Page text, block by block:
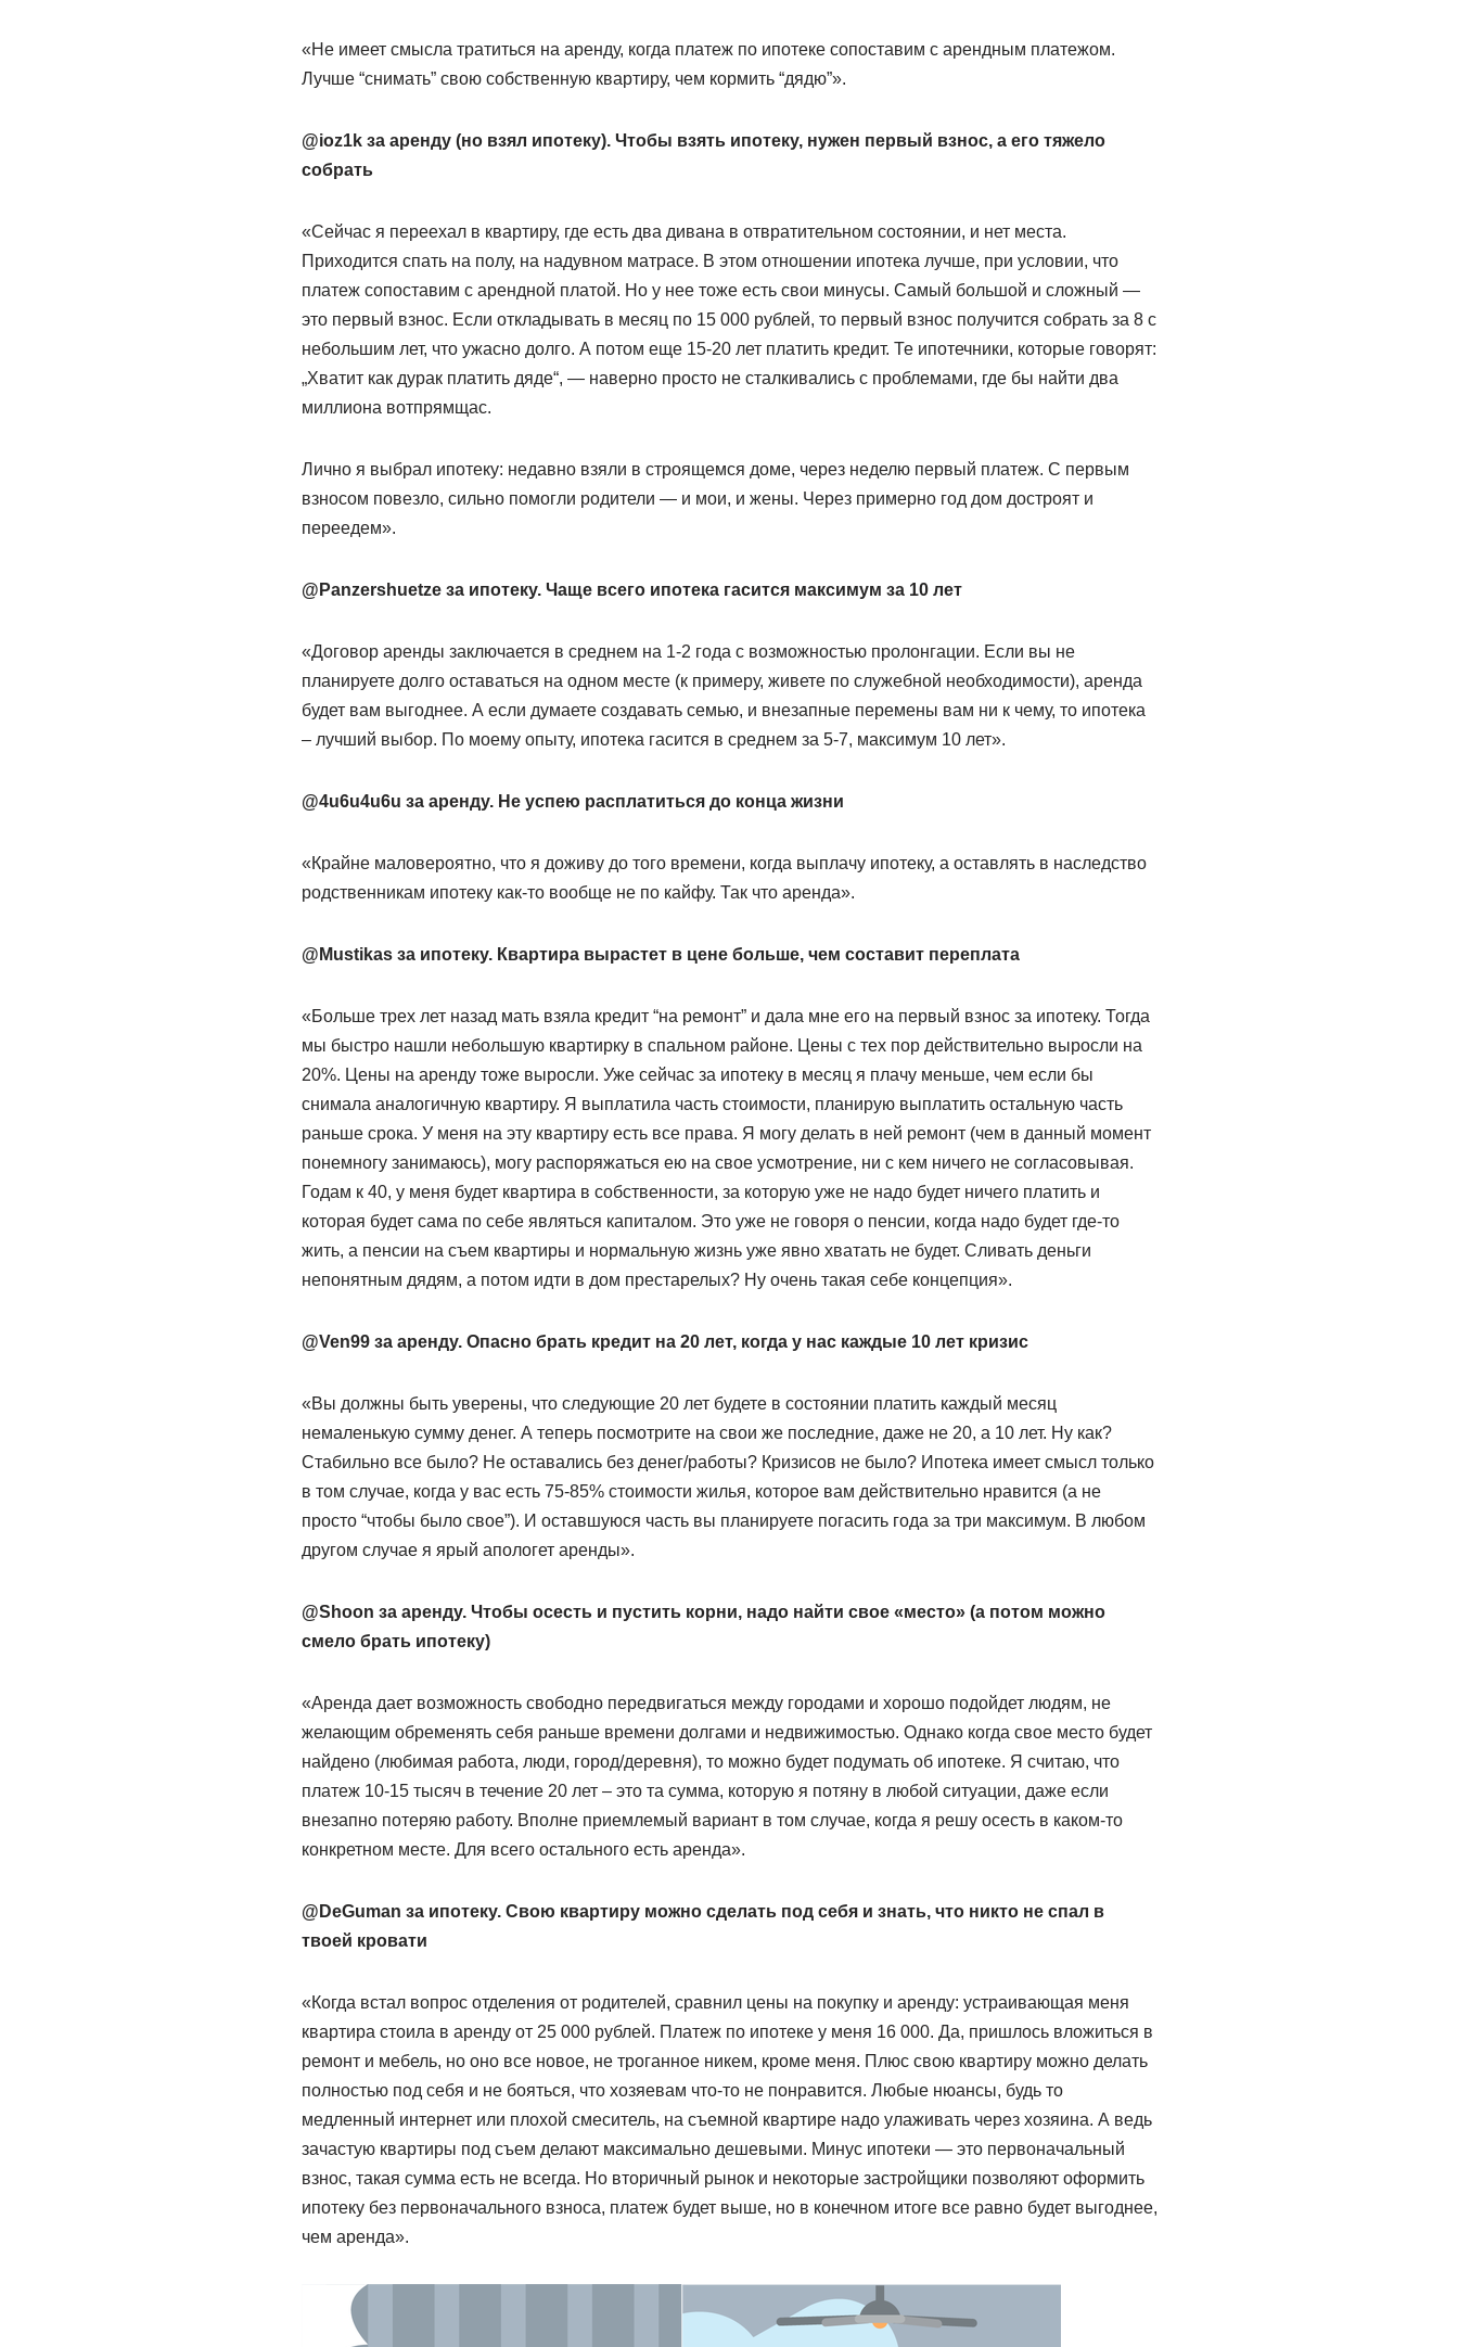
«Не имеет смысла тратиться на аренду, когда платеж по ипотеке сопоставим с арендным платежом.
Лучше “снимать” свою собственную квартиру, чем кормить “дядю”».
@ioz1k за аренду (но взял ипотеку). Чтобы взять ипотеку, нужен первый взнос, а его тяжело
собрать
«Сейчас я переехал в квартиру, где есть два дивана в отвратительном состоянии, и нет места.
Приходится спать на полу, на надувном матрасе. В этом отношении ипотека лучше, при условии, что
платеж сопоставим с арендной платой. Но у нее тоже есть свои минусы. Самый большой и сложный —
это первый взнос. Если откладывать в месяц по 15 000 рублей, то первый взнос получится собрать за 8 с
небольшим лет, что ужасно долго. А потом еще 15-20 лет платить кредит. Те ипотечники, которые говорят:
„Хватит как дурак платить дяде“, — наверно просто не сталкивались с проблемами, где бы найти два
миллиона вотпрямщас.
Лично я выбрал ипотеку: недавно взяли в строящемся доме, через неделю первый платеж. С первым
взносом повезло, сильно помогли родители — и мои, и жены. Через примерно год дом достроят и
переедем».
@Panzershuetze за ипотеку. Чаще всего ипотека гасится максимум за 10 лет
«Договор аренды заключается в среднем на 1-2 года с возможностью пролонгации. Если вы не
планируете долго оставаться на одном месте (к примеру, живете по служебной необходимости), аренда
будет вам выгоднее. А если думаете создавать семью, и внезапные перемены вам ни к чему, то ипотека
– лучший выбор. По моему опыту, ипотека гасится в среднем за 5-7, максимум 10 лет».
@4u6u4u6u за аренду. Не успею расплатиться до конца жизни
«Крайне маловероятно, что я доживу до того времени, когда выплачу ипотеку, а оставлять в наследство
родственникам ипотеку как-то вообще не по кайфу. Так что аренда».
@Mustikas за ипотеку. Квартира вырастет в цене больше, чем составит переплата
«Больше трех лет назад мать взяла кредит “на ремонт” и дала мне его на первый взнос за ипотеку. Тогда
мы быстро нашли небольшую квартирку в спальном районе. Цены с тех пор действительно выросли на
20%. Цены на аренду тоже выросли. Уже сейчас за ипотеку в месяц я плачу меньше, чем если бы
снимала аналогичную квартиру. Я выплатила часть стоимости, планирую выплатить остальную часть
раньше срока. У меня на эту квартиру есть все права. Я могу делать в ней ремонт (чем в данный момент
понемногу занимаюсь), могу распоряжаться ею на свое усмотрение, ни с кем ничего не согласовывая.
Годам к 40, у меня будет квартира в собственности, за которую уже не надо будет ничего платить и
которая будет сама по себе являться капиталом. Это уже не говоря о пенсии, когда надо будет где-то
жить, а пенсии на съем квартиры и нормальную жизнь уже явно хватать не будет. Сливать деньги
непонятным дядям, а потом идти в дом престарелых? Ну очень такая себе концепция».
@Ven99 за аренду. Опасно брать кредит на 20 лет, когда у нас каждые 10 лет кризис
«Вы должны быть уверены, что следующие 20 лет будете в состоянии платить каждый месяц
немаленькую сумму денег. А теперь посмотрите на свои же последние, даже не 20, а 10 лет. Ну как?
Стабильно все было? Не оставались без денег/работы? Кризисов не было? Ипотека имеет смысл только
в том случае, когда у вас есть 75-85% стоимости жилья, которое вам действительно нравится (а не
просто “чтобы было свое”). И оставшуюся часть вы планируете погасить года за три максимум. В любом
другом случае я ярый апологет аренды».
@Shoon за аренду. Чтобы осесть и пустить корни, надо найти свое «место» (а потом можно
смело брать ипотеку)
«Аренда дает возможность свободно передвигаться между городами и хорошо подойдет людям, не
желающим обременять себя раньше времени долгами и недвижимостью. Однако когда свое место будет
найдено (любимая работа, люди, город/деревня), то можно будет подумать об ипотеке. Я считаю, что
платеж 10-15 тысяч в течение 20 лет – это та сумма, которую я потяну в любой ситуации, даже если
внезапно потеряю работу. Вполне приемлемый вариант в том случае, когда я решу осесть в каком-то
конкретном месте. Для всего остального есть аренда».
@DeGuman за ипотеку. Свою квартиру можно сделать под себя и знать, что никто не спал в
твоей кровати
«Когда встал вопрос отделения от родителей, сравнил цены на покупку и аренду: устраивающая меня
квартира стоила в аренду от 25 000 рублей. Платеж по ипотеке у меня 16 000. Да, пришлось вложиться в
ремонт и мебель, но оно все новое, не троганное никем, кроме меня. Плюс свою квартиру можно делать
полностью под себя и не бояться, что хозяевам что-то не понравится. Любые нюансы, будь то
медленный интернет или плохой смеситель, на съемной квартире надо улаживать через хозяина. А ведь
зачастую квартиры под съем делают максимально дешевыми. Минус ипотеки — это первоначальный
взнос, такая сумма есть не всегда. Но вторичный рынок и некоторые застройщики позволяют оформить
ипотеку без первоначального взноса, платеж будет выше, но в конечном итоге все равно будет выгоднее,
чем аренда».